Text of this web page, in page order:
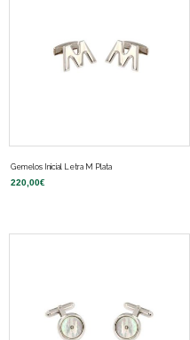
Gemelos Inicial Letra M Plata
220,00€